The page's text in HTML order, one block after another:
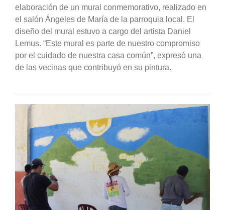
elaboración de un mural conmemorativo, realizado en
el salón Ángeles de María de la parroquia local. El
diseño del mural estuvo a cargo del artista Daniel
Lemus. “Este mural es parte de nuestro compromiso
por el cuidado de nuestra casa común”, expresó una
de las vecinas que contribuyó en su pintura.